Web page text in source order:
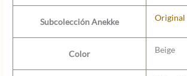
Subcolección Anekke Original
Color Beige